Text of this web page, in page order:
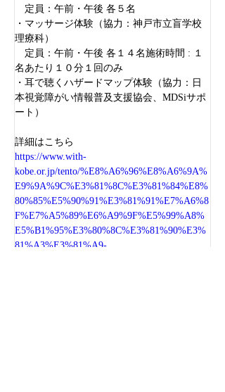
定員：午前・午後 各５名
・マッサージ体験（協力：神戸市立盲学校
理療科）
定員：午前・午後 各１４名施術時間 : １
名あたり１０分１回のみ
・耳で聴くハザードマップ体験（協力：日
本視覚障がい情報普及支援協会、MDSiサポ
ート）
詳細はこちら
https://www.with-
kobe.or.jp/tento/%E8%A6%96%E8%A6%9A%
E9%9A%9C%E3%81%8C%E3%81%84%E8%
80%85%E5%90%91%E3%81%91%E7%A6%8
F%E7%A5%89%E6%A9%9F%E5%99%A8%
E5%B1%95%E3%80%8C%E3%81%90%E3%
81%A3%E3%81%A9-